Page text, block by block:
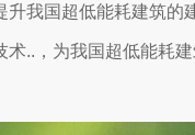
升我国超低能耗建筑的
术..，为我国超低能耗